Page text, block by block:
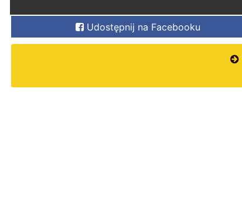
Udostępnij na Facebooku